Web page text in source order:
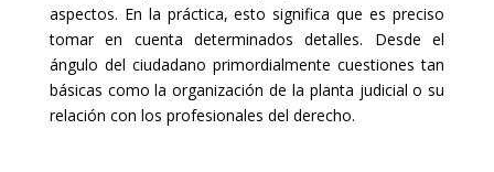
aspectos. En la práctica, esto significa que es preciso
tomar en cuenta determinados detalles. Desde el
ángulo del ciudadano primordialmente cuestiones tan
básicas como la organización de la planta judicial o su
relación con los profesionales del derecho.